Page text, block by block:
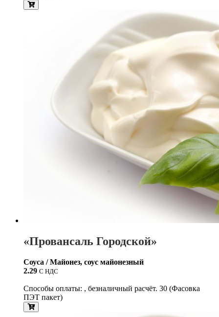
«Провансаль Городской»
Соуса / Майонез, соус майонезный
2.29 С НДС
Способы оплаты: , безналичный расчёт. 30 (Фасовка
ПЭТ пакет)